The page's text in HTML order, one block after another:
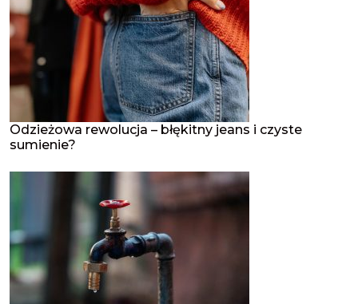
Odzieżowa rewolucja – błękitny jeans i czyste
sumienie?